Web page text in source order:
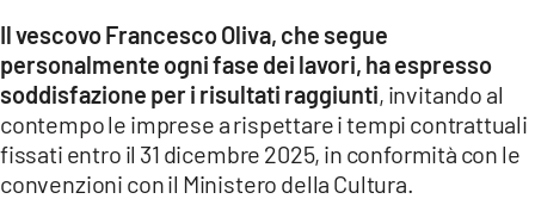
LACITYMAG.IT
ILREGGINO.IT
COSENZACHANNEL.IT
ILVIBONESE.IT
Il vescovo Francesco Oliva, che segue
personalmente ogni fase dei lavori, ha espresso
soddisfazione per i risultati raggiunti, invitando al
contempo le imprese a rispettare i tempi contrattuali
fissati entro il 31 dicembre 2025, in conformità con le
convenzioni con il Ministero della Cultura.